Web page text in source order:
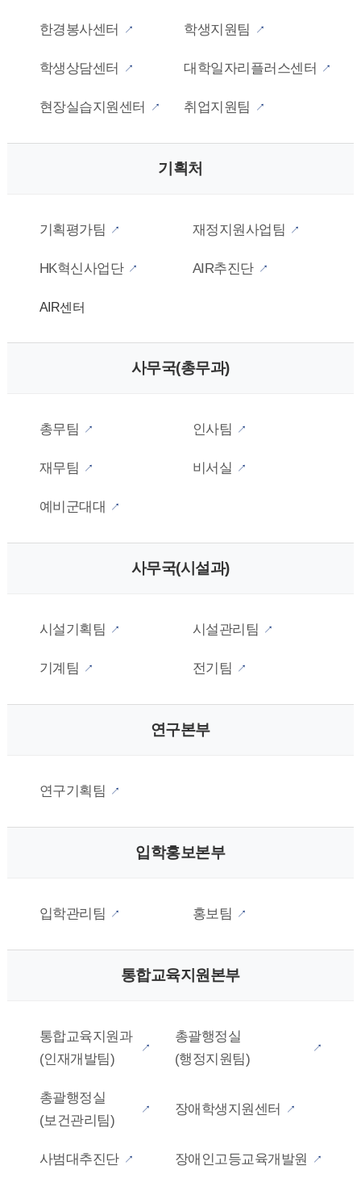
한경봉사센터 학생지원팀
학생상담센터 대학일자리플러스센터
현장실습지원센터 취업지원팀
기획처
기획평가팀 재정지원사업팀
HK혁신사업단 AIR추진단
AIR센터
사무국(총무과)
총무팀 인사팀
재무팀 비서실
예비군대대
사무국(시설과)
시설기획팀 시설관리팀
기계팀 전기팀
연구본부
연구기획팀
입학홍보본부
입학관리팀 홍보팀
통합교육지원본부
통합교육지원과
(인재개발팀)
총괄행정실
(행정지원팀)
총괄행정실
(보건관리팀)
장애학생지원센터
사범대추진단 장애인고등교육개발원